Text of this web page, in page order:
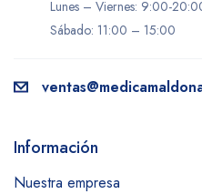
Lunes – Viernes: 9:00-
Sábado: 11:00 – 15:00
Información
Nuestra empresa